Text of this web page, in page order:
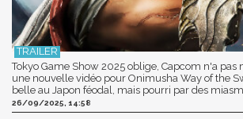
Tokyo Game Show 2025 oblige, Capcom n'a pas
une nouvelle vidéo pour Onimusha Way of the
belle au Japon féodal, mais pourri par des
26/09/2025, 14:58